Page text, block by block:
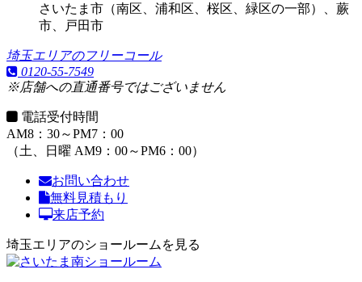
さいたま市（南区、浦和区、桜区、緑区の一部）、蕨
市、戸田市
埼玉エリアのフリーコール
0120-55-7549
※店舗への直通番号ではございません
電話受付時間
AM8：30～PM7：00
（土、日曜 AM9：00～PM6：00）
お問い合わせ
無料見積もり
来店予約
埼玉エリアのショールームを見る